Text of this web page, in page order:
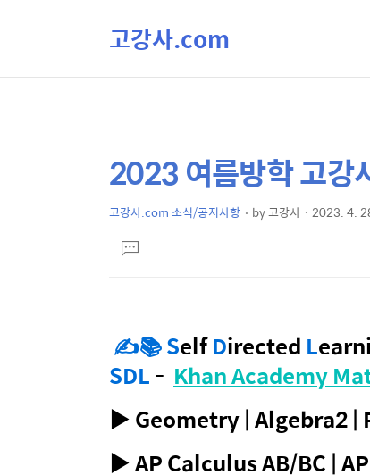
고강사.com
상
세
컨
텐
본
문
제
2023 여름방학 고강
고강사.com 소식/공지사항 by고강사 2023. 4.
문댓
글
✍📚SelfDirected L
SDL- Khan Academy
▶Geometry | Algebra2 |
▶ AP Calculus AB/BC |